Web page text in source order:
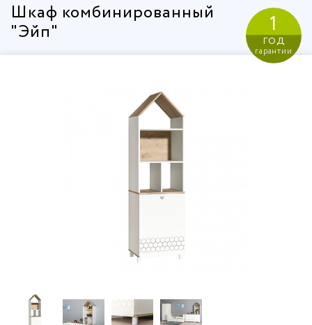
Шкаф комбинированный
"Эйп"
1
год
гарантии